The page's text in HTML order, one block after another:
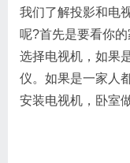
我们了解投影和电
呢?首先是要看你
选择电视机，如果
仪。如果是一家人
安装电视机，卧室